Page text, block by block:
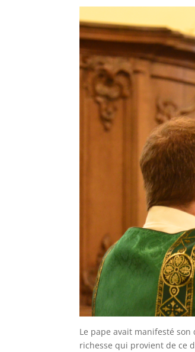
Le pape avait manifesté
richesse qui provient de ce